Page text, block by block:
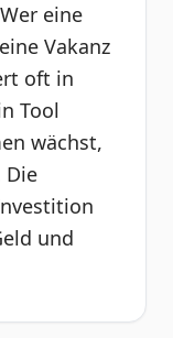
eine
Vakanz
oft in
Tool
wächst,
Die
und